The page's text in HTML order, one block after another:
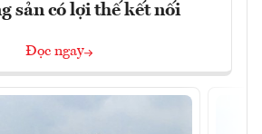
sản có lợi thế kết nối
Đọc ngay